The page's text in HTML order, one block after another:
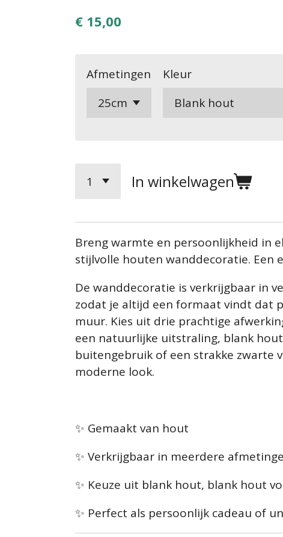
€ 15,00
Afmetingen Kleur
In winkelwagen
Breng warmte en persoonlijkheid in
stijlvolle houten wanddecoratie. Een
De wanddecoratie is verkrijgbaar in
zodat je altijd een formaat vindt dat
muur. Kies uit drie prachtige
een natuurlijke uitstraling, blank
buitengebruik of een strakke zwarte
moderne look.
✨ Gemaakt van hout
✨ Verkrijgbaar in meerdere
✨ Keuze uit blank hout, blank hout
✨ Perfect als persoonlijk cadeau of